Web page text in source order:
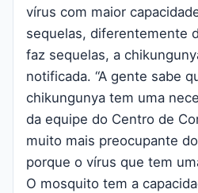
vírus com maior
sequelas, diferentemente
faz sequelas, a
notificada. “A gente sabe
chikungunya tem uma
da equipe do Centro de
muito mais preocupante
porque o vírus que tem
O mosquito tem a